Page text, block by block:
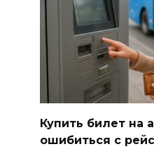
Купить билет на
ошибиться с